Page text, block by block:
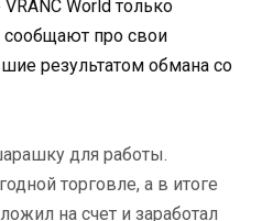
World только
про свои
результатом обмана со
для работы.
торговле, а в итоге
на счет и заработал